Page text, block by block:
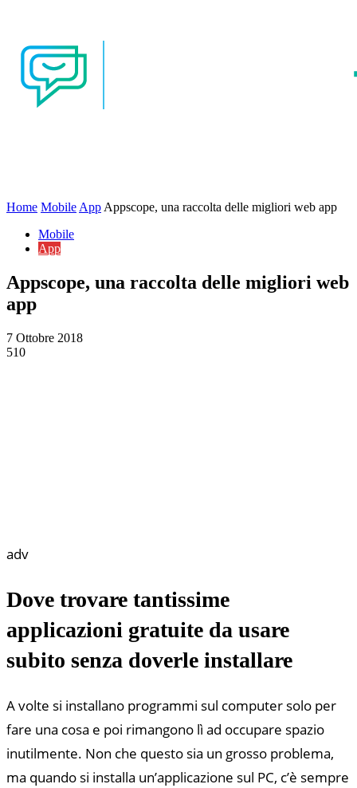
Home Mobile App Appscope, una raccolta delle migliori web app
Mobile
App
Appscope, una raccolta delle migliori web
app
7 Ottobre 2018
510
adv
Dove trovare tantissime
applicazioni gratuite da usare
subito senza doverle installare
A volte si installano programmi sul computer solo per
fare una cosa e poi rimangono lì ad occupare spazio
inutilmente. Non che questo sia un grosso problema,
ma quando si installa un’applicazione sul PC, c’è sempre